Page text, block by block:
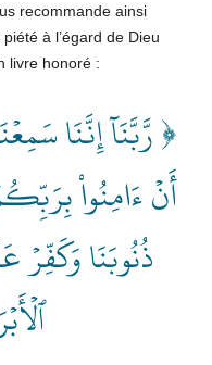
recommande ainsi
à l’égard de Dieu
livre honoré :
﴿ رَّبَّنَآ إِنَّنَا
أَنۡ ءَامِنُواْ
ذُنُوبَنَا وَكَفِّرۡ